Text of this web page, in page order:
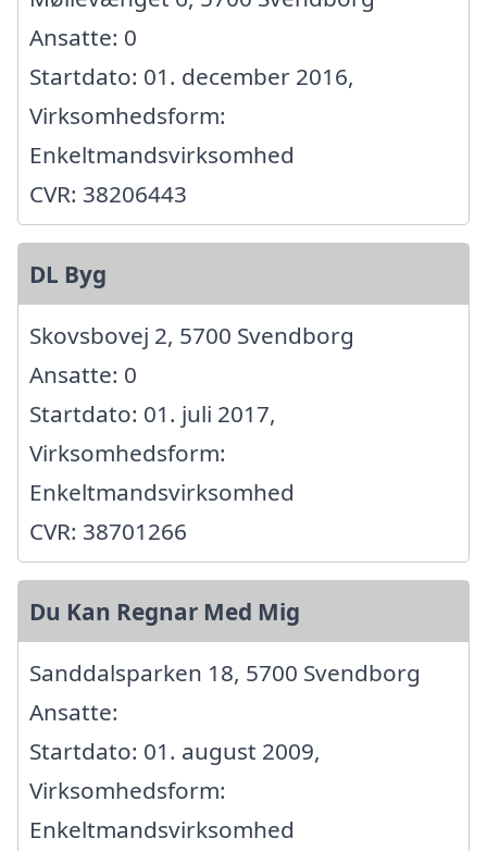
Ansatte: 0
Startdato: 01. december 2016,
Virksomhedsform:
Enkeltmandsvirksomhed
CVR: 38206443
DL Byg
Skovsbovej 2, 5700 Svendborg
Ansatte: 0
Startdato: 01. juli 2017,
Virksomhedsform:
Enkeltmandsvirksomhed
CVR: 38701266
Du Kan Regnar Med Mig
Sanddalsparken 18, 5700 Svendborg
Ansatte:
Startdato: 01. august 2009,
Virksomhedsform:
Enkeltmandsvirksomhed